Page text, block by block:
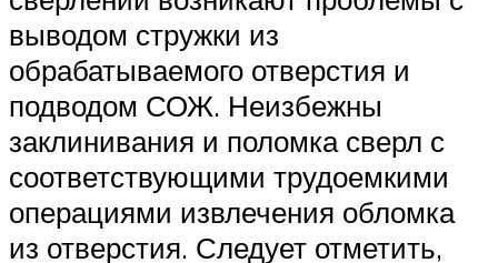
выводом стружки из
обрабатываемого отверстия и
подводом СОЖ. Неизбежны
заклинивания и поломка сверл с
соответствующими трудоемкими
операциями извлечения обломка
из отверстия. Следует отметить,